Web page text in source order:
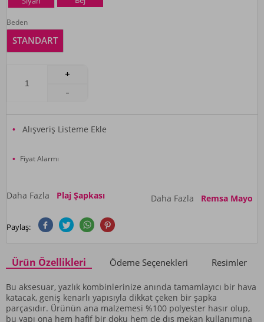
Beden
STANDART
Alışveriş Listeme Ekle
Fiyat Alarmı
Daha Fazla Plaj Şapkası Daha Fazla Remsa Mayo
Paylaş:
Ürün Özellikleri Ödeme Seçenekleri Resimler
Bu aksesuar, yazlık kombinlerinize anında tamamlayıcı bir hava
katacak, geniş kenarlı yapısıyla dikkat çeken bir şapka
parçasıdır. Ürünün ana malzemesi %100 polyester hasır olup,
bu yapı ona hem hafif bir doku hem de dış mekan kullanımına